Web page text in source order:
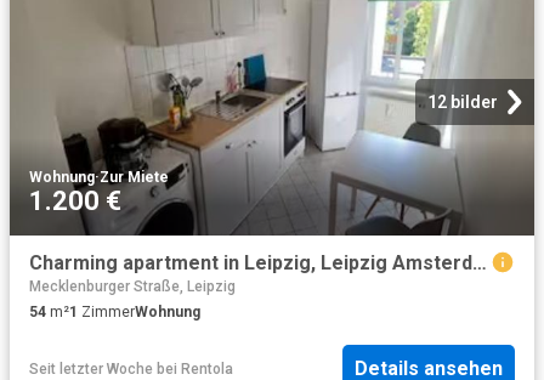
12 bilder
Wohnung·Zur Miete
1.200 €
Charming apartment in Leipzig, Leipzig Amsterdam Apartments for Rent
Mecklenburger Straße, Leipzig
54 m²1 ZimmerWohnung
Seit letzter Woche bei Rentola Details ansehen